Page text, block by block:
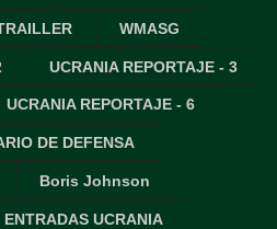
WMASG
UCRANIA REPORTAJE - 3
UCRANIA REPORTAJE - 6
DE DEFENSA
Boris Johnson
ENTRADAS UCRANIA